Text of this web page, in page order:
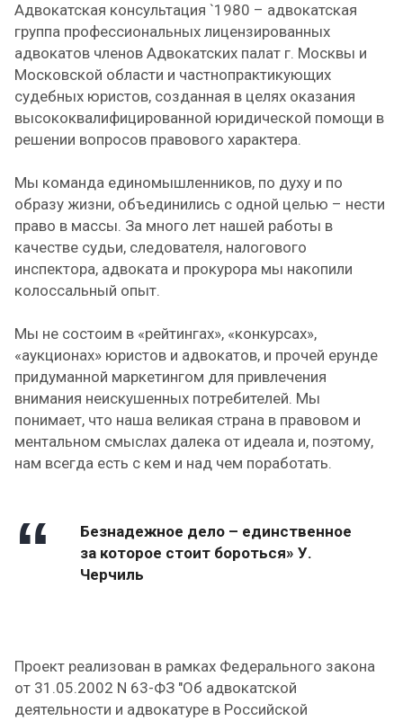
Адвокатская консультация `1980 – адвокатская
группа профессиональных лицензированных
адвокатов членов Адвокатских палат г. Москвы и
Московской области и частнопрактикующих
судебных юристов, созданная в целях оказания
высококвалифицированной юридической помощи в
решении вопросов правового характера.
Мы команда единомышленников, по духу и по
образу жизни, объединились с одной целью – нести
право в массы. За много лет нашей работы в
качестве судьи, следователя, налогового
инспектора, адвоката и прокурора мы накопили
колоссальный опыт.
Мы не состоим в «рейтингах», «конкурсах»,
«аукционах» юристов и адвокатов, и прочей ерунде
придуманной маркетингом для привлечения
внимания неискушенных потребителей. Мы
понимает, что наша великая страна в правовом и
ментальном смыслах далека от идеала и, поэтому,
нам всегда есть с кем и над чем поработать.
Безнадежное дело – единственное
за которое стоит бороться» У.
Черчиль
Проект реализован в рамках Федерального закона
от 31.05.2002 N 63-ФЗ "Об адвокатской
деятельности и адвокатуре в Российской